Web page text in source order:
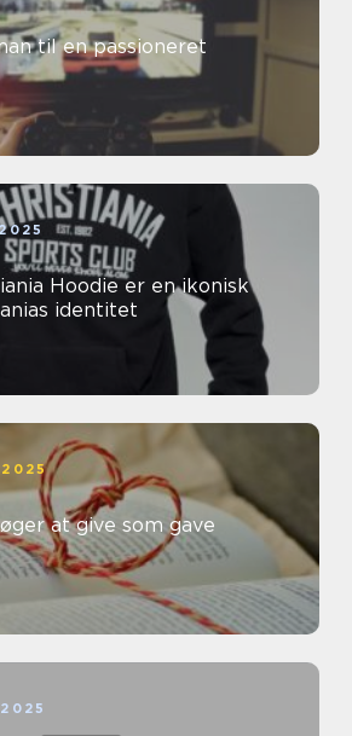
til en passioneret
Hoodie er en ikonisk
identitet
at give som gave